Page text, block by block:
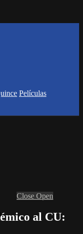
Películas
Close Open
al CU: